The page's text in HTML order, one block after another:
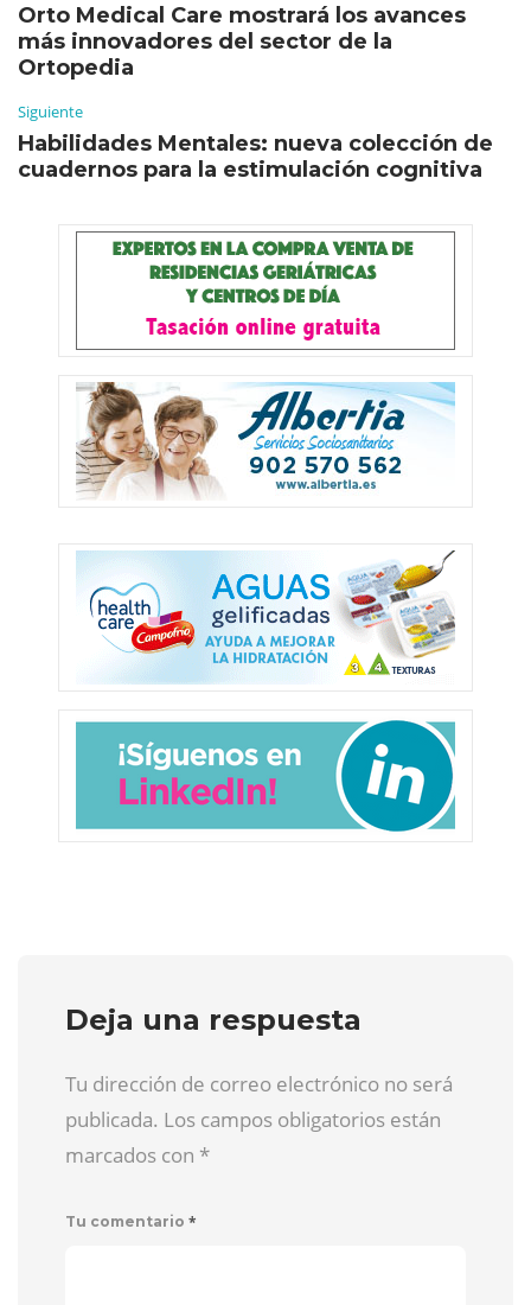
Orto Medical Care mostrará los avances
más innovadores del sector de la
Ortopedia
Siguiente
Habilidades Mentales: nueva colección de
cuadernos para la estimulación cognitiva
Deja una respuesta
Tu dirección de correo electrónico no será
publicada. Los campos obligatorios están
marcados con *
Tu comentario *